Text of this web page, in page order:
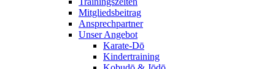
Mitgliedsbeitrag
Ansprechpartner
Unser Angebot
Karate-Dō
Kindertraining